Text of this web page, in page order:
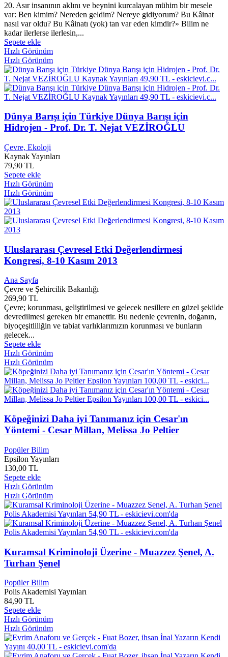
Angıe Harmon 0
Angutyus 0
Anıl BASILI
Anıta Amirrezvani
Anıta Bruzzese
Anita Mui
Anita Shreve 0
Anja Snellman 0
Ankara Sanayii Odası 0
Ann CHAMBERLiN 0
Ann Jungman 0
Anna CAMPBELL 0
Anna CLAYBOURNE 0
Anna Faris
Anna Gavalda
Anna Kendrick
Anna M. Flynn
Anna Seweel
Anna Sewell 0
Anne FINE 0
Anne Hathaway
0
Anne Jonas 0
Anne Kennedy 0
Anne RICE 0
Anne Rivers SİDDONS
Annette Bening 0
Annette Blair 0
Annette Broadrick 0
Annie BRYANT
Annie Graves
Anosh Irani
0
Anthony Bozza 0
Anthony Giddens 0
Anthony Hopkins 0
Anthony Robbins 0
Antoine de Saint - Exupery 0
Anton Çehov
Antonie De Saint-Exupery
Antonie Oliver
Antonio Banderas
Antony c. SUTTON
Antony FLEW
0
Anya SETON 0
Apitaş Plastik 0
April Henry 0
Araç Şarj Adaptörü 0
Aras ÖREN
Arda Erel
Aret VARTANYAN
Arı İnan 0
Arielle FORD
Arif AY
Arif BASAR
Arif GÜLER 0
Arif Hikmet PAR 0
20. Asır insanının aklını ve beynini kurcalayan mühim bir mesele
var: Ben kimim? Nereden geldim? Nereye gidiyorum? Bu Kâinat
nasıl var oldu? Bu Kâinatı (yok) tan var eden kimdir?» Bilim ne
kadar ilerlerse ilerlesin,...
Sepete ekle
Hızlı Görünüm
Hızlı Görünüm
Dünya Barışı için Türkiye Dünya Barışı için
Hidrojen - Prof. Dr. T. Nejat VEZİROĞLU
Çevre, Ekoloji
Kaynak Yayınları
79,90 TL
Sepete ekle
Hızlı Görünüm
Hızlı Görünüm
Uluslararası Çevresel Etki Değerlendirmesi
Kongresi, 8-10 Kasım 2013
Ana Sayfa
Çevre ve Şehircilik Bakanlığı
269,90 TL
Çevre; korunması, geliştirilmesi ve gelecek nesillere en güzel şekilde
devredilmesi gereken bir emanettir. Bu nedenle çevrenin, doğanın,
biyoçeşitliliğin ve tabiat varlıklarımızın korunması ve bunların
gelecek...
Sepete ekle
Hızlı Görünüm
Hızlı Görünüm
Köpeğinizi Daha iyi Tanımanız için Cesar'ın
Yöntemi - Cesar Millan, Melissa Jo Peltier
Popüler Bilim
Epsilon Yayınları
130,00 TL
Sepete ekle
Hızlı Görünüm
Hızlı Görünüm
Kuramsal Kriminoloji Üzerine - Muazzez Şenel, A.
Turhan Şenel
Popüler Bilim
Polis Akademisi Yayınları
84,90 TL
Sepete ekle
Hızlı Görünüm
Hızlı Görünüm